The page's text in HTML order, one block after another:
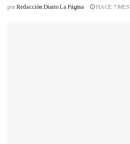
por Redacción Diario La Página HACE 7